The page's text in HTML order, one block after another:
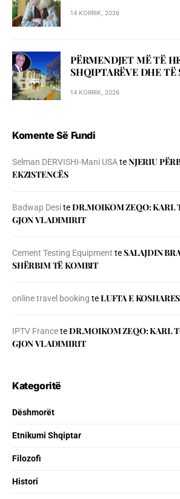
14 KORRIK, 2026
PËRMENDJET MË TË
SHQIPTARËVE DHE TË
14 KORRIK, 2026
Komente Së Fundi
Selman DERVISHI-Mani USAteNJERIU
EKZISTENCЁS
Badwap DesiteDR.MOIKOM ZEQO: KARL
GJON VLADIMIRIT
Cement Testing Equipment teSALAJDIN
SHЁRBIM TЁ KOMBIT
online travel booking teLUFTA E KOSHARES
IPTV FranceteDR.MOIKOM ZEQO: KARL
GJON VLADIMIRIT
Kategoritë
Dëshmorët
Etnikumi Shqiptar
Filozofi
Histori